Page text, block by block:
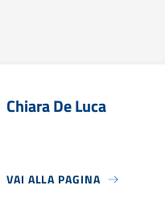
Chiara De Luca
VAI ALLA PAGINA